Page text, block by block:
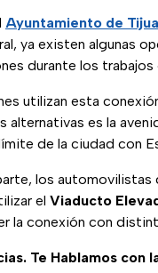
Ayuntamiento de
ya existen algunas
durante los trabajos
utilizan esta
alternativas es la
de la ciudad con
los automovilistas
el Viaducto
la conexión con
Te Hablamos con